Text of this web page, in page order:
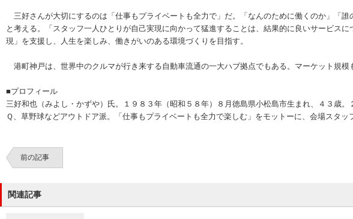
三好さんが大切にするのは「仕事もプライベートも全力で」だ。「なんのために働くのか」「
と考える。「スタッフ一人ひとりが自己実現に向かって猛進することは、結果的に良いサービス
現」を支援し、人生を楽しみ、働きがいのある環境づくりを目指す。
港町神戸は、世界中のクルマが行き来する自動車流通の一大ハブ拠点でもある。マーケット規
■プロフィール
三好和也（みよし・かずや）氏。１９８３年（昭和５８年）８月徳島県小松島市生まれ、４３歳
Ｑ、草野球などアウトドア派。「仕事もプライベートも全力で楽しむ」をモットーに、会場スタッ
前の記事
関連記事